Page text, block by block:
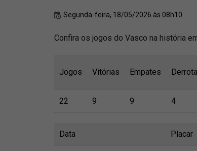
Segunda-feira, 18/05/2026 às 08h10
Confira os jogos do Vasco na história
Jogos Vitórias Empates
22 9 9 4
Data Placar